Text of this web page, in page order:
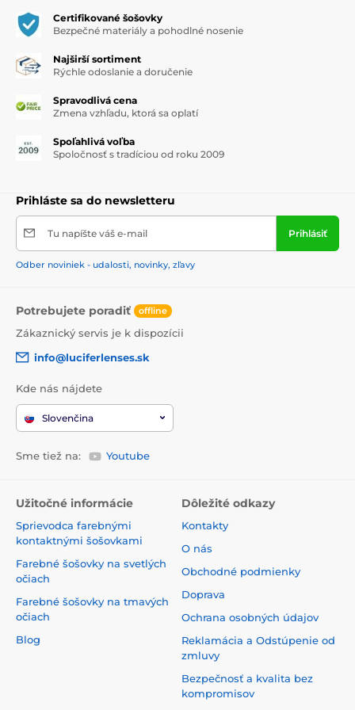
pleť, ktorej môžete dôverovať.
Certifikované šošovky
Bezpečné materiály a pohodlné nosenie
Najširší sortiment
Rýchle odoslanie a doručenie
Spravodlivá cena
Zmena vzhľadu, ktorá sa oplatí
Spoľahlivá voľba
Spoločnosť s tradíciou od roku 2009
Prihláste sa do newsletteru
Tu napíšte váš e-mail Prihlásiť
Odber noviniek - udalosti, novinky, zľavy
Potrebujete poradiť offline
Zákaznický servis je k dispozícii
info@luciferlenses.sk
Kde nás nájdete
Slovenčina
Sme tiež na: Youtube
Užitočné informácie
Sprievodca farebnými
kontaktnými šošovkami
Farebné šošovky na svetlých
očiach
Farebné šošovky na tmavých
očiach
Blog
Dôležité odkazy
Kontakty
O nás
Obchodné podmienky
Doprava
Ochrana osobných údajov
Reklamácia a Odstúpenie od
zmluvy
Bezpečnosť a kvalita bez
kompromisov